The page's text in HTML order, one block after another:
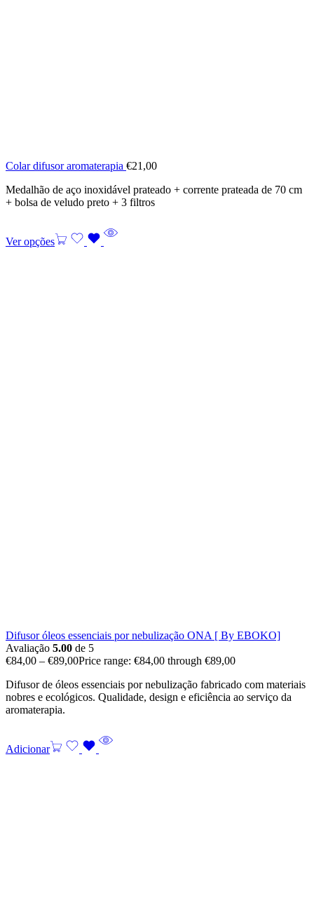
Colar difusor aromaterapia €21,00
Medalhão de aço inoxidável prateado + corrente prateada de 70 cm
+ bolsa de veludo preto + 3 filtros
Ver opções
Difusor óleos essenciais por nebulização ONA [ By EBOKO]
Avaliação 5.00 de 5
€84,00 – €89,00Price range: €84,00 through €89,00
Difusor de óleos essenciais por nebulização fabricado com materiais
nobres e ecológicos. Qualidade, design e eficiência ao serviço da
aromaterapia.
Adicionar